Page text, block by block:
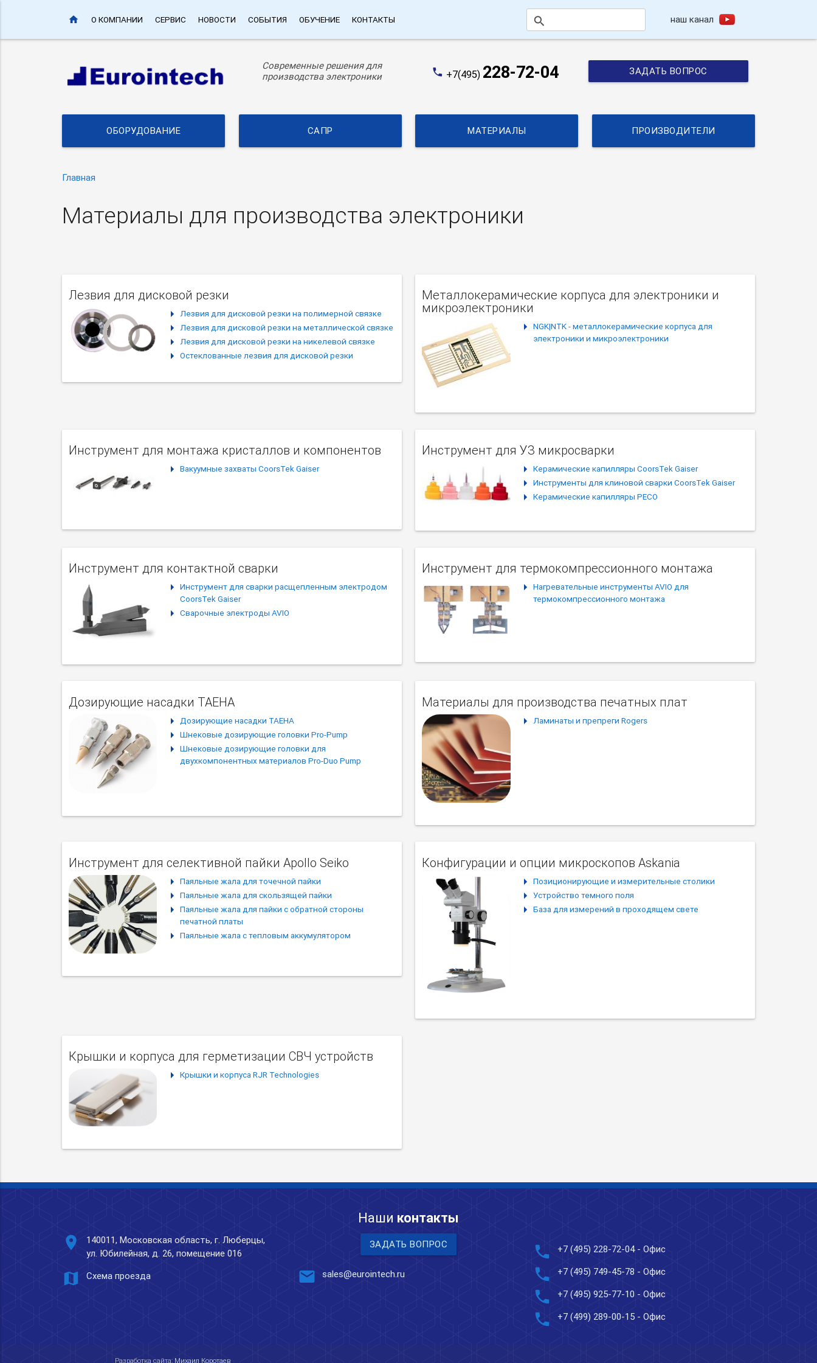
home О КОМПАНИИ СЕРВИС НОВОСТИ СОБЫТИЯ ОБУЧЕНИЕ КОНТАКТЫ search наш канал
Современные решения для
производства электроники
phone +7(495) 228-72-04 ЗАДАТЬ ВОПРОС
ОБОРУДОВАНИЕ САПР МАТЕРИАЛЫ ПРОИЗВОДИТЕЛИ
Главная
Материалы для производства электроники
Лезвия для дисковой резки
Лезвия для дисковой резки на полимерной связке
Лезвия для дисковой резки на металлической связке
Лезвия для дисковой резки на никелевой связке
Остеклованные лезвия для дисковой резки
Металлокерамические корпуса для электроники и
микроэлектроники
NGK|NTK - металлокерамические корпуса для
электроники и микроэлектроники
Инструмент для монтажа кристаллов и компонентов
Вакуумные захваты CoorsTek Gaiser
Инструмент для УЗ микросварки
Керамические капилляры CoorsTek Gaiser
Инструменты для клиновой сварки CoorsTek Gaiser
Керамические капилляры PECO
Инструмент для контактной сварки
Инструмент для сварки расщепленным электродом
CoorsTek Gaiser
Сварочные электроды AVIO
Инструмент для термокомпрессионного монтажа
Нагревательные инструменты AVIO для
термокомпрессионного монтажа
Дозирующие насадки TAEHA
Дозирующие насадки TAEHA
Шнековые дозирующие головки Pro-Pump
Шнековые дозирующие головки для
двухкомпонентных материалов Pro-Duo Pump
Материалы для производства печатных плат
Ламинаты и препреги Rogers
Инструмент для селективной пайки Apollo Seiko
Паяльные жала для точечной пайки
Паяльные жала для скользящей пайки
Паяльные жала для пайки с обратной стороны
печатной платы
Паяльные жала с тепловым аккумулятором
Конфигурации и опции микроскопов Askania
Позиционирующие и измерительные столики
Устройство темного поля
База для измерений в проходящем свете
Крышки и корпуса для герметизации СВЧ устройств
Крышки и корпуса RJR Technologies
Наши контакты
place
140011, Московская область, г. Люберцы,
ул. Юбилейная, д. 26, помещение 016
map Схема проезда
ЗАДАТЬ ВОПРОС
mail sales@eurointech.ru
phone +7 (495) 228-72-04- Офис
phone +7 (495) 749-45-78 - Офис
phone +7 (495) 925-77-10 - Офис
phone +7 (499) 289-00-15 - Офис
Разработка сайта: Михаил Коротаев